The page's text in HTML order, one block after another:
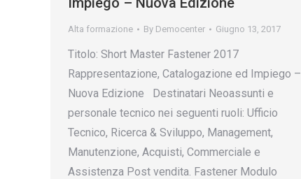
Alta formazione By Democenter Giugno 13, 2017
Titolo: Short Master Fastener 2017
Rappresentazione, Catalogazione ed Impiego –
Nuova Edizione Destinatari Neoassunti e
personale tecnico nei seguenti ruoli: Ufficio
Tecnico, Ricerca & Sviluppo, Management,
Manutenzione, Acquisti, Commerciale e
Assistenza Post vendita. Fastener Modulo